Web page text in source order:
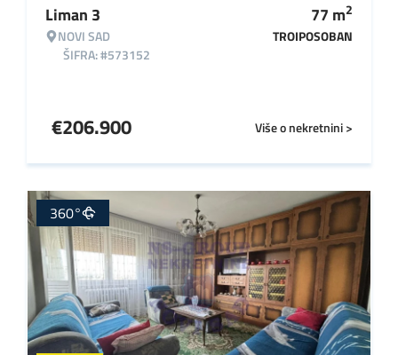
Liman 3
NOVI SAD
ŠIFRA: #573152
77 m2
TROIPOSOBAN
Više o nekretnini >
€206.900
360°